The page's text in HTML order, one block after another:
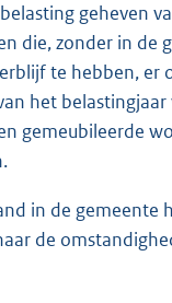
geheven
die, zonder in de
te hebben, er
het
gemeubileerde
in de gemeente
de